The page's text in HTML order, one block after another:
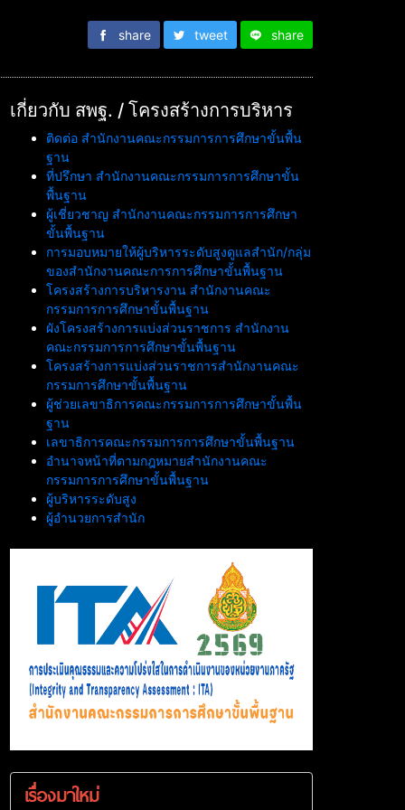
share tweet share
เกี่ยวกับ สพฐ. / โครงสร้างการบริหาร
ติดต่อ สำนักงานคณะกรรมการการศึกษาขั้นพื้น
ฐาน
ที่ปรึกษา สำนักงานคณะกรรมการการศึกษาขั้น
พื้นฐาน
ผู้เชี่ยวชาญ สำนักงานคณะกรรมการการศึกษา
ขั้นพื้นฐาน
การมอบหมายให้ผู้บริหารระดับสูงดูแลสำนัก/กลุ่ม
ของสำนักงานคณะการการศึกษาขั้นพื้นฐาน
โครงสร้างการบริหารงาน สำนักงานคณะ
กรรมการการศึกษาขั้นพื้นฐาน
ผังโครงสร้างการแบ่งส่วนราชการ สำนักงาน
คณะกรรมการการศึกษาขั้นพื้นฐาน
โครงสร้างการแบ่งส่วนราชการสำนักงานคณะ
กรรมการศึกษาขั้นพื้นฐาน
ผู้ช่วยเลขาธิการคณะกรรมการการศึกษาขั้นพื้น
ฐาน
เลขาธิการคณะกรรมการการศึกษาขั้นพื้นฐาน
อำนาจหน้าที่ตามกฎหมายสำนักงานคณะ
กรรมการการศึกษาขั้นพื้นฐาน
ผู้บริหารระดับสูง
ผู้อำนวยการสำนัก
เรื่องมาใหม่